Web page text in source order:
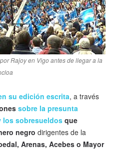
Rajoy en Vigo antes de llegar a la
su edición escrita, a través
sobre la presunta
los sobresueldos que
negro dirigentes de la
Arenas, Acebes o Mayor